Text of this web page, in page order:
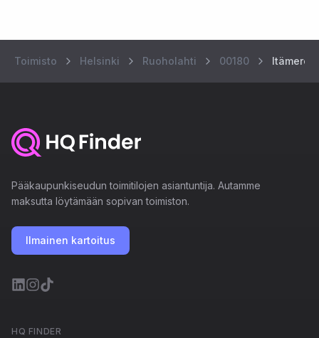
Toimisto Helsinki Ruoholahti 00180
Pääkaupunkiseudun toimitilojen asiantuntija. Autamme
maksutta löytämään sopivan toimiston.
Ilmainen kartoitus
HQ FINDER